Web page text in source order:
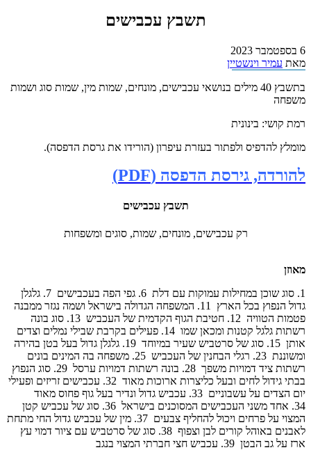
תשבץ עכבישים
6 בספטמבר 2023
מאת עמיר וינשטיין
בתשבץ 40 מילים בנושאי עכבישים, מונחים, שמות מין, שמות סוג ושמות
משפחה
רמת קושי: בינונית
מומלץ להדפיס ולפתור בעזרת עיפרון (הורידו את גרסת הדפסה).
להורדה, גירסת הדפסה (PDF)
תשבץ עכבישים
רק עכבישים, מונחים, שמות, סוגים ומשפחות
מאוזן
1. ‏סוג שוכן במחילות עמוקות עם דלת‏ 6. ‏גפי הפה בעכבישים‏ 7. ‏גלגלן
גדול הנפוץ בכל הארץ‏
11. ‏המשפחה הגדולה בישראל ושמה נגזר ממבנה
פטמות הטוויה‏ 12. ‏חטיבת הגוף הקדמית של העכביש‏ 13. ‏סוג בונה
רשתות גלגל קטנות ומכאן שמו‏ 14. ‏פעילים בקרבת שבילי נמלים וצדים
אותן‏ 15. ‏סוג של סרטביש שעיר במיוחד‏ 19. ‏גלגלן גדול בעל בטן בהירה
ומשוננת‏ 23. ‏רגלי הבחנין של העכביש‏ 25. ‏משפחה בה המינים בונים
רשתות ציד דמויות משפך‏ 28. ‏בונה רשתות דמויות ערסל‏ 29. ‏סוג הנפוץ
בבתי גידול לחים ובעל כליצרות ארוכות מאוד‏ 32. ‏עכבישים זריזים ופעילי
יום הצדים על עשבוניים‏ 33. ‏עכביש גדול ונדיר בעל גוף פחוס מאוד‏
34. ‏אחד משני העכבישים המסוכנים בישראל‏ 36. ‏סוג של עכביש קטן
המצוי על פרחים ויכול להחליף צבעים‏ 37. ‏מין של עכביש גדול החי מתחת
לאבנים באוהל קורים לבן וצפוף‏ 38. ‏סוג של סרטביש עם ציור דמוי עץ
ארז על גב הבטן‏ 39. ‏עכביש חצי חברתי המצוי בנגב‏